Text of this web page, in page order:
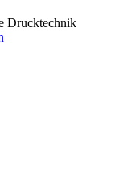
Drucktechnik